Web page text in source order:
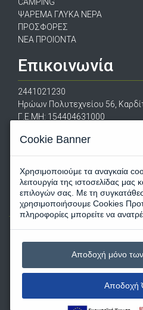
ΨΑΡΕΜΑ ΓΛΥΚΑ ΝΕΡΑ
ΠΡΟΣΦΟΡΕΣ
ΝΕΑ ΠΡΟΙΟΝΤΑ
Επικοινωνία
2441021230
Ηρώων Πολυτεχνείου 56,
Γ.Ε.ΜΗ: 154404631000
© 2020
Cookie Banner
Χρησιμοποιούμε τα αναγκαία
λειτουργία της ιστοσελίδας
επιλογών σας. Με τη
χρησιμοποιήσουμε Cookies
πληροφορίες μπορείτε να
Αποδοχή μόνο
Αποδοχή